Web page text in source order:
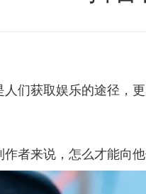
们获取娱乐的途径，
作者来说，怎么才能向